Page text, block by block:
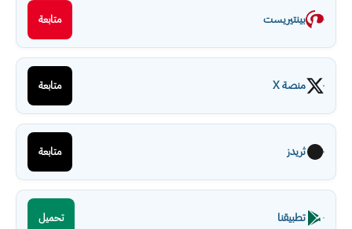
بينتيريست متابعة
منصة X متابعة
ثريدز متابعة
تطبيقنا تحميل